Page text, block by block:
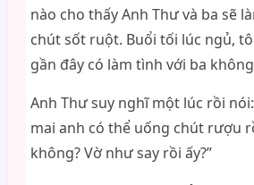
nào cho thấy Anh Thư và ba sẽ
chút sốt ruột. Buổi tối lúc ngủ,
gần đây có làm tình với ba
Anh Thư suy nghĩ một lúc rồi
mai anh có thể uống chút rượu
không? Vờ như say rồi ấy?”